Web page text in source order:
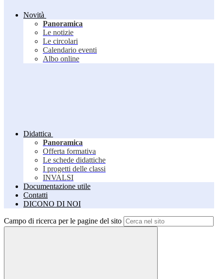
Novità
Panoramica
Le notizie
Le circolari
Calendario eventi
Albo online
Didattica
Panoramica
Offerta formativa
Le schede didattiche
I progetti delle classi
INVALSI
Documentazione utile
Contatti
DICONO DI NOI
Campo di ricerca per le pagine del sito